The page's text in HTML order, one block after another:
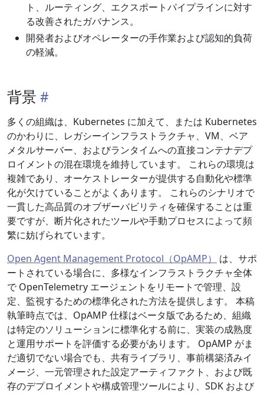
ト、ルーティング、エクスポートパイプラインに対す
る改善されたガバナンス。
開発者およびオペレーターの手作業および認知的負荷
の軽減。
背景
多くの組織は、Kubernetes に加えて、または Kubernetes
のかわりに、レガシーインフラストラクチャ、VM、ベア
メタルサーバー、およびランタイムへの直接コンテナデプ
ロイメントの混在環境を維持しています。 これらの環境は
複雑であり、オーケストレーターが提供する自動化や標準
化が欠けていることがよくあります。 これらのシナリオで
一貫した高品質のオブザーバビリティを確保することは重
要ですが、断片化されたツールや手動プロセスによって頻
繁に妨げられています。
Open Agent Management Protocol（OpAMP）
は、サポ
ートされている場合に、多様なインフラストラクチャ全体
で OpenTelemetry エージェントをリモートで管理、設
定、監視するための標準化された方法を提供します。 本稿
執筆時点では、OpAMP 仕様はベータ版であるため、組織
は特定のソリューションに標準化する前に、実装の成熟度
と運用サポートを評価する必要があります。 OpAMP がま
だ適切でない場合でも、共有ライブラリ、事前構築済みイ
メージ、一元管理された設定アーティファクト、および既
存のデプロイメントや構成管理ツールにより、SDK および